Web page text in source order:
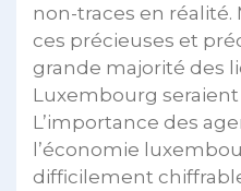
non-traces en réalité.
ces précieuses et
grande majorité des
Luxembourg
L’importance des
l’économie
difficilement